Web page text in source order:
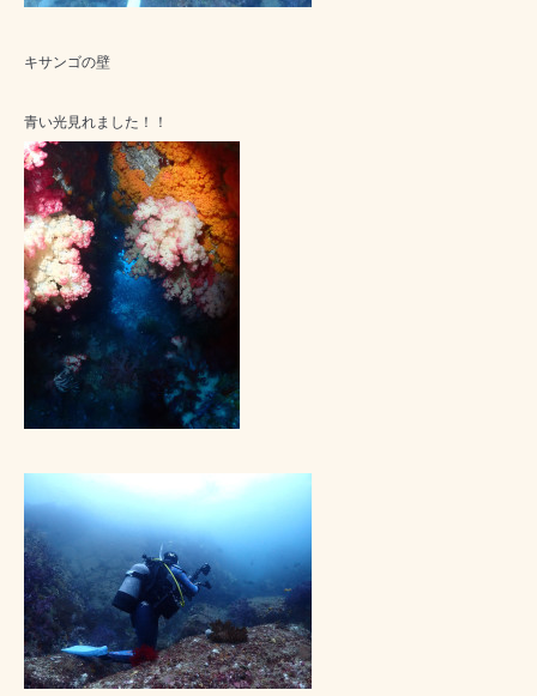
キサンゴの壁
青い光見れました！！